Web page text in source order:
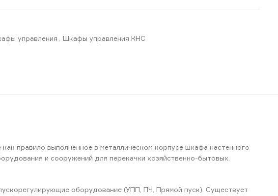
управления Шкафы управления КНС
правило выполненное в металлическом корпусе шкафа настенного
и сооружений для перекачки хозяйственно-бытовых,
оборудование (УПП, ПЧ, Прямой пуск). Существует